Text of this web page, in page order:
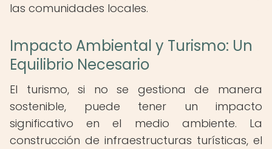
las comunidades locales.
Impacto Ambiental y Turismo: Un
Equilibrio Necesario
El turismo, si no se gestiona de manera
sostenible, puede tener un impacto
significativo en el medio ambiente. La
construcción de infraestructuras turísticas, el